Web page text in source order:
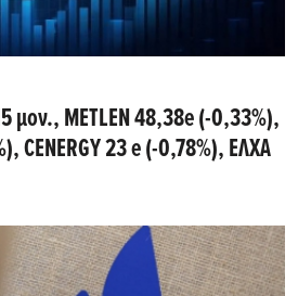
μον., METLEN 48,38e (-0,33%),
CENERGY 23 e (-0,78%), ΕΛΧΑ